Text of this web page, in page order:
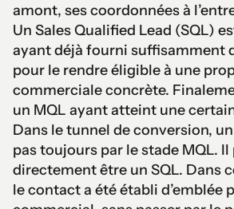
amont, ses coordonnées à
Un Sales Qualified Lead (SQL)
ayant déjà fourni suffisamment
pour le rendre éligible à une
commerciale concrète.
un MQL ayant atteint une
Dans le tunnel de conversion,
pas toujours par le stade MQL. Il
directement être un SQL. Dans
le contact a été établi d’emblée